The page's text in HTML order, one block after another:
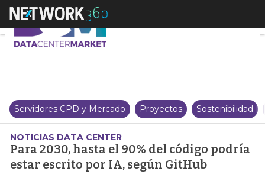
Para 2030, hasta el 90% del
Servidores CPD y Mercado Proyectos Sostenibilidad
NOTICIAS DATA CENTER
Para 2030, hasta el 90% del código podría
estar escrito por IA, según GitHub